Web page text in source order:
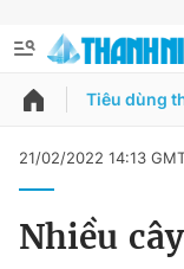
QUẢNG CÁO
Đổi mật khẩu
Tiêu dùng
21/02/2022 14:13
Nhiều